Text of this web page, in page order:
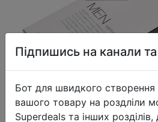
Підпишись на канали
Бот для швидкого
вашого товару на роздліли
Superdeals та інших розділів,